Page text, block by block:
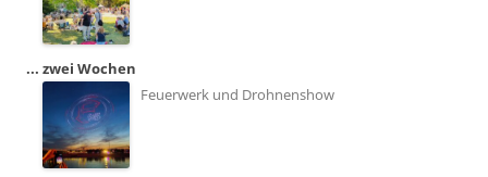
... zwei Wochen
Feuerwerk und Drohnenshow